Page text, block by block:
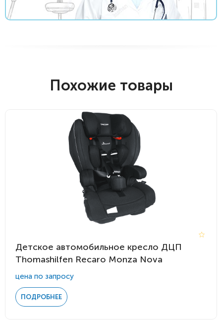
Похожие товары
Детское автомобильное кресло ДЦП
Thomashilfen Recaro Monza Nova
цена по запросу
ПОДРОБНЕЕ